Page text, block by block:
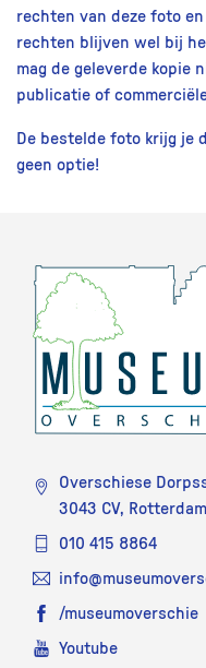
rechten van deze foto
rechten blijven wel bij
mag de geleverde kopie
publicatie of
De bestelde foto krijg je
geen optie!
Overschiese
3043 CV,
010 415 8864
/museumoverschie
Youtube